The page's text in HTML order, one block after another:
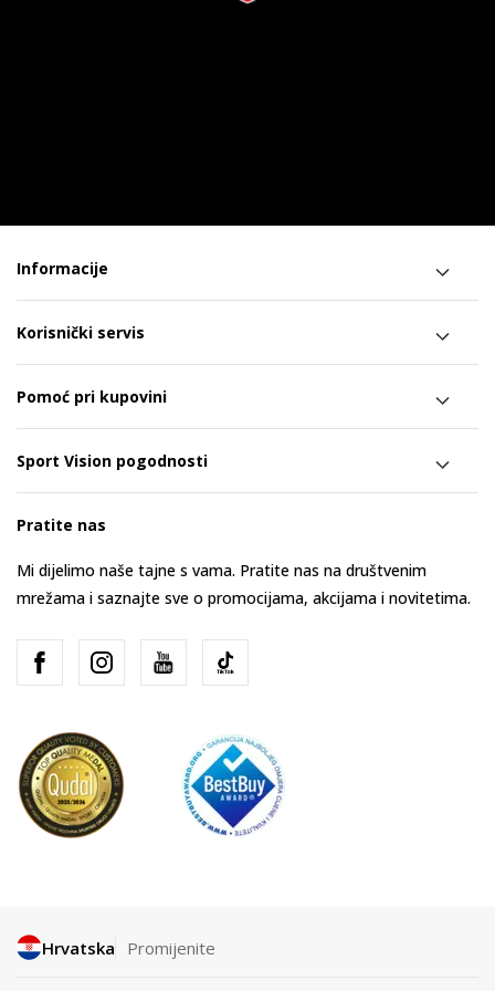
Informacije
Korisnički servis
Pomoć pri kupovini
Sport Vision pogodnosti
Pratite nas
Mi dijelimo naše tajne s vama. Pratite nas na društvenim
mrežama i saznajte sve o promocijama, akcijama i novitetima.
Hrvatska Promijenite